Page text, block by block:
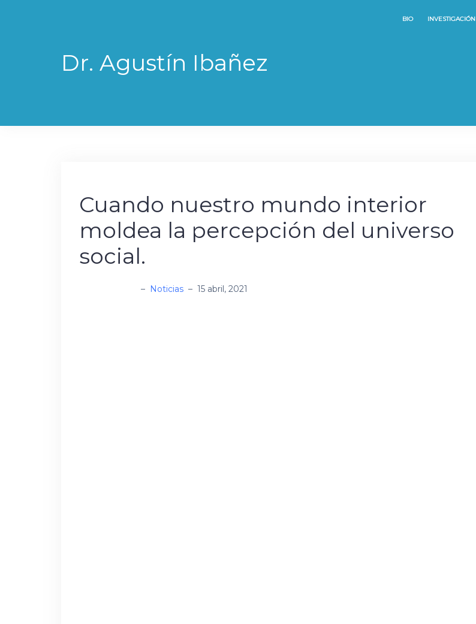
Dr. Agustín Ibañez
BIO INVESTIGACIÓN
Cuando nuestro mundo interior
moldea la percepción del universo
social.
– Noticias – 15 abril, 2021